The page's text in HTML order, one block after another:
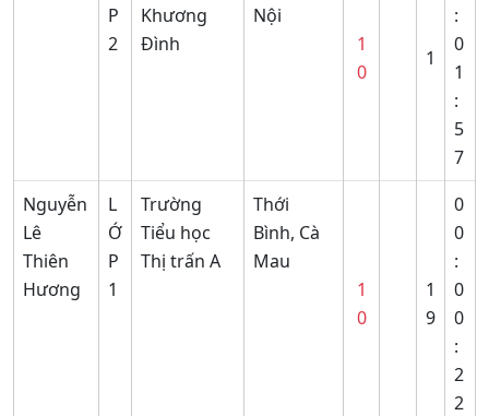
P
2
Khương
Đình
Nội
1
0
1
:
0
1
:
5
7
Nguyễn
Lê
Thiên
Hương
L
Ớ
P
1
Trường
Tiểu học
Thị trấn A
Thới
Bình, Cà
Mau
1
0
1
9
0
0
:
0
0
:
2
2